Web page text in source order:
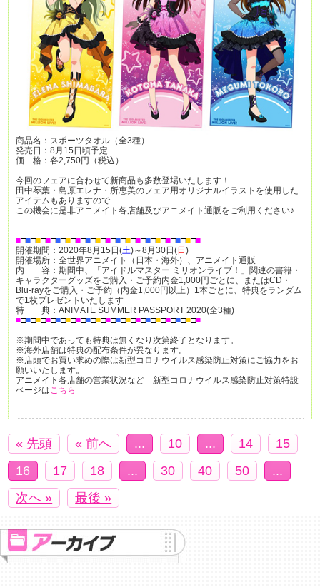
商品名：スポーツタオル（全3種）
発売日：8月15日頃予定
価 格：各2,750円（税込）
今回のフェアに合わせて新商品も多数登場いたします！
田中琴葉・島原エレナ・所恵美のフェア用オリジナルイラストを使用した
アイテムもありますので
この機会に是非アニメイト各店舗及びアニメイト通販をご利用ください♪
■□■□■□■□■□■□■□■□■□■□■□■□■□■□■□■□■□■□■
開催期間：2020年8月15日(土)～8月30日(日)
開催場所：全世界アニメイト（日本・海外）、アニメイト通販
内 容：期間中、「アイドルマスター ミリオンライブ！」関連の書籍・
キャラクターグッズをご購入・ご予約内金1,000円ごとに、またはCD・
Blu-rayをご購入・ご予約（内金1,000円以上）1本ごとに、特典をランダム
で1枚プレゼントいたします
特 典：ANIMATE SUMMER PASSPORT 2020(全3種)
■□■□■□■□■□■□■□■□■□■□■□■□■□■□■□■□■□■□■
※期間中であっても特典は無くなり次第終了となります。
※海外店舗は特典の配布条件が異なります。
※店頭でお買い求めの際は新型コロナウイルス感染防止対策にご協力をお
願いいたします。
アニメイト各店舗の営業状況など 新型コロナウイルス感染防止対策特設
ページはこちら
« 先頭 « 前へ ... 10 ... 14
15
16
17 18 ... 30 40 50
...
次へ »
最後 »